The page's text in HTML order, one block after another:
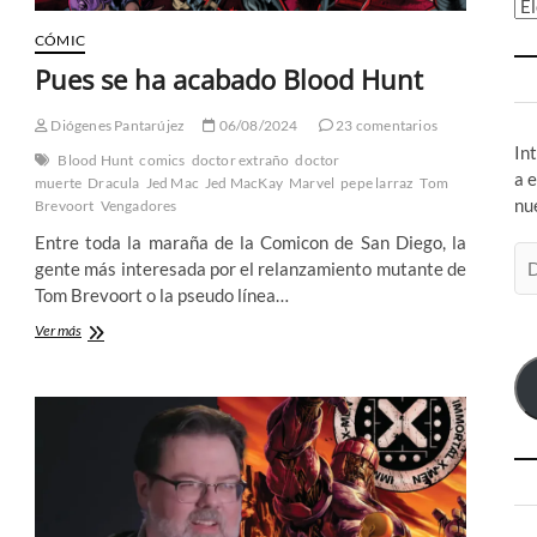
CÓMIC
Pues se ha acabado Blood Hunt
Diógenes Pantarújez 06/08/2024
23 comentarios
Blood Hunt comics doctor extraño doctor
muerte Dracula Jed Mac Jed MacKay Marvel pepe larraz Tom
Brevoort Vengadores
Entre toda la maraña de la Comicon de San Diego, la
gente más interesada por el relanzamiento mutante de
Tom Brevoort o la pseudo línea…
Ver másPues
acabado
a
de